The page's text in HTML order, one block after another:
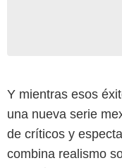
Y mientras esos
una nueva serie
de críticos y
combina realismo